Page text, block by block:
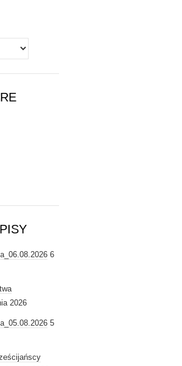
6
2026
5